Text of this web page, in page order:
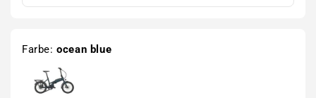
Farbe:ocean blue